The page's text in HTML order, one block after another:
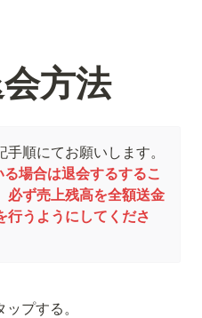
会方法
場合は退会するするこ
必ず売上残高を全額送金
行うようにしてくださ
プする。